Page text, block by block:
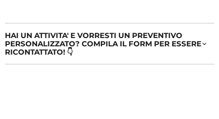
HAI UN ATTIVITA' E VORRESTI UN PREVENTIVO
PERSONALIZZATO? COMPILA IL FORM PER ESSERE
RICONTATTATO! 👇